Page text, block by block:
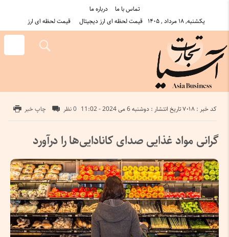
درباره ما
تماس با ما
یکشنبه, ۱۸ مرداد , ۱۴۰۵
قیمت لحظه ای ارز دیجیتال قیمت لحظه ای ارز
تاریخ انتشار : دوشنبه 6 می 2024 - 11:02 کد خبر : 7018 چاپ خبر 0 نظر
گرانی مواد غذایی صدای کانادایی‌ها را درآورد